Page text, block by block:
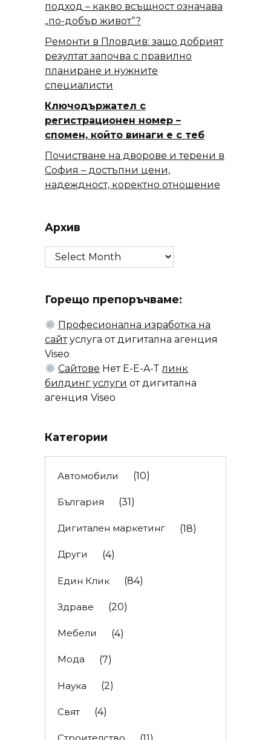
подход – какво всъщност означава
„по-добър живот“?
Ремонти в Пловдив: защо добрият
резултат започва с правилно
планиране и нужните
специалисти
Ключодържател с
регистрационен номер –
спомен, който винаги е с теб
Почистване на дворове и терени в
София – достъпни цени,
надеждност, коректно отношение
Архив
Архив
Горещо препоръчваме:
Професионална изработка на
сайтуслуга от дигитална агенция
Viseo
Сайтове Нет E-E-A-Tлинк
билдинг услуги от дигитална
агенция Viseo
Категории
Автомобили (10)
България (31)
Дигитален маркетинг (18)
Други (4)
Един Клик (84)
Здраве (20)
Мебели (4)
Мода (7)
Наука (2)
Свят (4)